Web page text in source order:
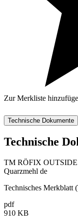
Zur Merkliste
Technische Dokumente
Technische
TM RÖFIX
Quarzmehl de
Technisches Merkblatt
pdf
910 KB